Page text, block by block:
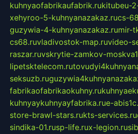
kuhnyaofabrikaufabrik.rukitubeu-
xehyroo-5-kuhnyanazakaz.rucs-
guzywia-4-kuhnyanazakaz.rumir-
cs68.ruvladivostok-map.ruvideo-
raszar.ruvskrytie-zamkov-
lipetsktelecom.ru
seksuzb.ru
fabrikaofabrikaokuhny.ru
kuhnyaykuhnyayfabrika.rue-
store-brawl-stars.rukts-services.ru
sindika-01.rusp-life.rux-legion.ru